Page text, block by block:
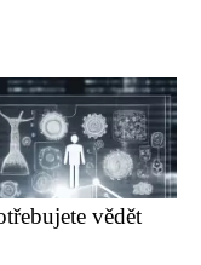
vědět